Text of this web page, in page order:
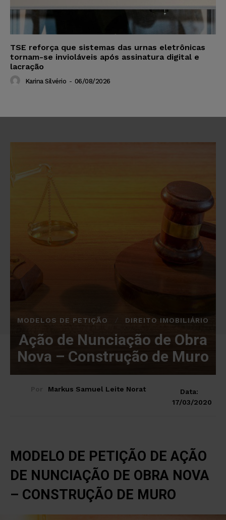
TSE reforça que sistemas das urnas eletrônicas
tornam-se invioláveis após assinatura digital e
lacração
Karina Silvério - 06/08/2026